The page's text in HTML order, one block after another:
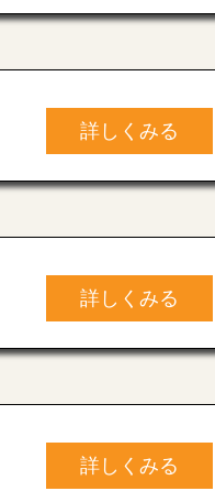
詳しくみる
詳しくみる
詳しくみる